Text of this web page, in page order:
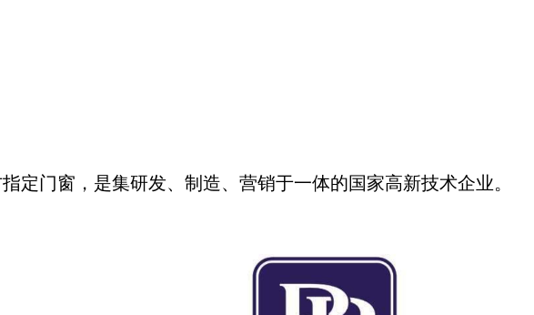
定门窗，是集研发、制造、营销于一体的国家高新技术企业。